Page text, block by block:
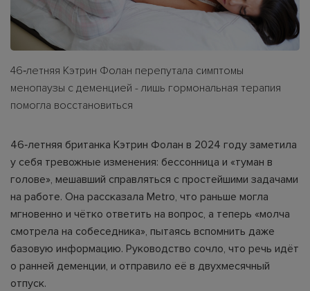
46‑летняя Кэтрин Фолан перепутала симптомы
менопаузы с деменцией - лишь гормональная терапия
помогла восстановиться
46‑летняя британка Кэтрин Фолан в 2024 году заметила
у себя тревожные изменения: бессонница и «туман в
голове», мешавший справляться с простейшими задачами
на работе. Она рассказала Metro, что раньше могла
мгновенно и чётко ответить на вопрос, а теперь «молча
смотрела на собеседника», пытаясь вспомнить даже
базовую информацию. Руководство сочло, что речь идёт
о ранней деменции, и отправило её в двухмесячный
отпуск.